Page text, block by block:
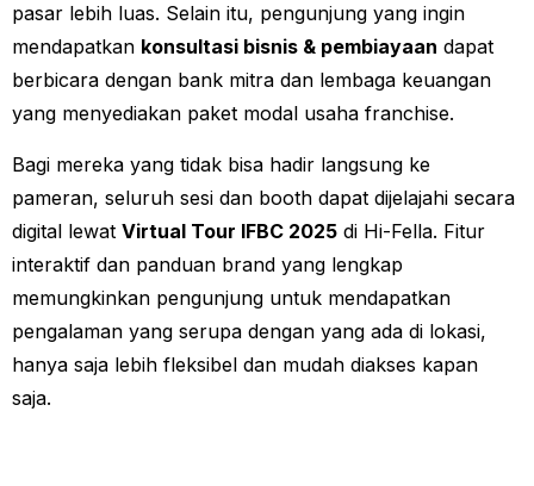
pasar lebih luas. Selain itu, pengunjung yang ingin
mendapatkan konsultasi bisnis & pembiayaan dapat
berbicara dengan bank mitra dan lembaga keuangan
yang menyediakan paket modal usaha franchise.
Bagi mereka yang tidak bisa hadir langsung ke
pameran, seluruh sesi dan booth dapat dijelajahi secara
digital lewat Virtual Tour IFBC 2025 di Hi-Fella. Fitur
interaktif dan panduan brand yang lengkap
memungkinkan pengunjung untuk mendapatkan
pengalaman yang serupa dengan yang ada di lokasi,
hanya saja lebih fleksibel dan mudah diakses kapan
saja.